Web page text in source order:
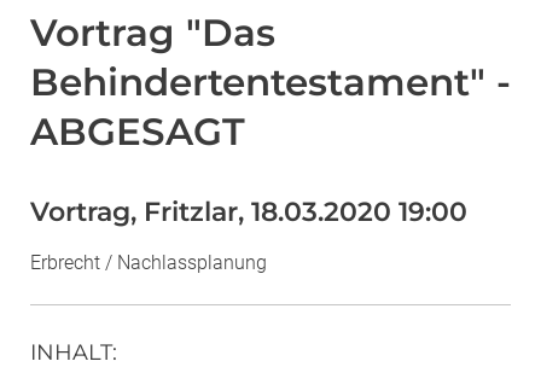
Vortrag "Das
Behindertentestament" -
ABGESAGT
Vortrag, Fritzlar, 18.03.2020 19:00
Erbrecht / Nachlassplanung
INHALT: